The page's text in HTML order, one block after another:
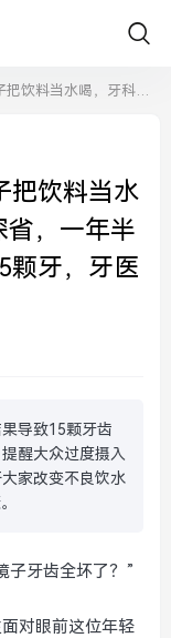
半把饮料当水喝，女子喝烂15颗牙，牙医警告发人深省
把饮料当水
省，一年半
颗牙，牙医
导致15颗牙齿
醒大众过度摄入
家改变不良饮水
子牙齿全坏了？”
对眼前这位年轻